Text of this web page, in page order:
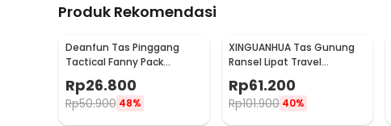
Produk Rekomendasi
Deanfun Tas Pinggang
Tactical Fanny Pack
Outdoor Gear 12x5x17.5cm
- ZSXD001
Rp26.800
Rp50.900 48%
XINGUANHUA Tas Gunung
Ransel Lipat Travel
Backpack Waterproof 17L -
GC17
Rp61.200
Rp101.900 40%